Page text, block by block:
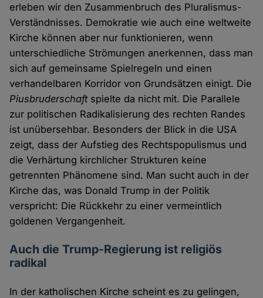
erleben wir den Zusammenbruch des Pluralismus-
Verständnisses. Demokratie wie auch eine weltweite
Kirche können aber nur funktionieren, wenn
unterschiedliche Strömungen anerkennen, dass man
sich auf gemeinsame Spielregeln und einen
verhandelbaren Korridor von Grundsätzen einigt. Die
Piusbruderschaft spielte da nicht mit. Die Parallele
zur politischen Radikalisierung des rechten Randes
ist unübersehbar. Besonders der Blick in die USA
zeigt, dass der Aufstieg des Rechtspopulismus und
die Verhärtung kirchlicher Strukturen keine
getrennten Phänomene sind. Man sucht auch in der
Kirche das, was Donald Trump in der Politik
verspricht: Die Rückkehr zu einer vermeintlich
goldenen Vergangenheit.
Auch die Trump-Regierung ist religiös
radikal
In der katholischen Kirche scheint es zu gelingen,